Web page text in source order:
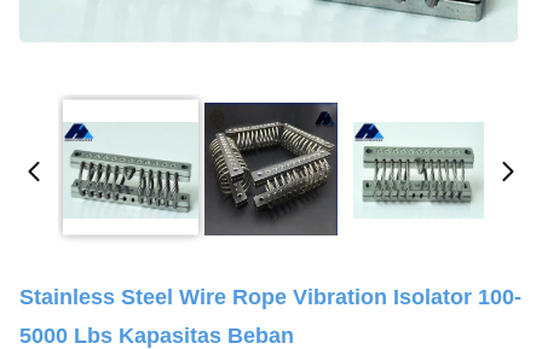
Stainless Steel Wire Rope Vibration Isolator 100-
5000 Lbs Kapasitas Beban